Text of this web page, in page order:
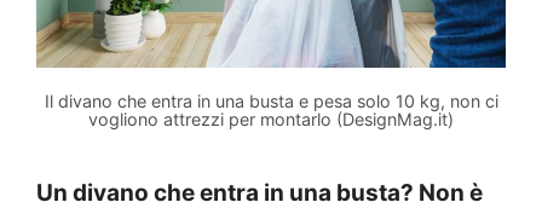
Il divano che entra in una busta e pesa solo 10 kg, non ci
vogliono attrezzi per montarlo (DesignMag.it)
Un divano che entra in una busta? Non è